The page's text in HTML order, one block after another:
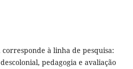
à linha de pesquisa:
pedagogia e avaliação